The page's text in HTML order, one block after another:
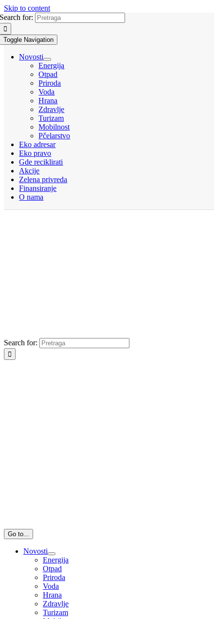
Skip to content
Search for:
Toggle Navigation
Novosti
Energija
Otpad
Priroda
Voda
Hrana
Zdravlje
Turizam
Mobilnost
Pčelarstvo
Eko adresar
Eko pravo
Gde reciklirati
Akcije
Zelena privreda
Finansiranje
O nama
Search for:
Go to...
Novosti
Energija
Otpad
Priroda
Voda
Hrana
Zdravlje
Turizam